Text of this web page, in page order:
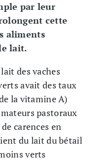
par leur
cette
aliments
lait.
des vaches
avait des taux
la vitamine A)
pastoraux
carences en
du lait du bétail
verts